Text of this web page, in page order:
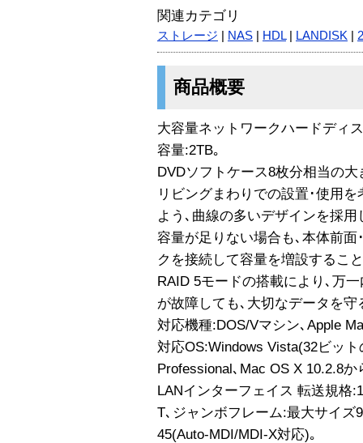
関連カテゴリ
ストレージ NAS HDL| LANDISK
商品概要
大容量ネットワークハードディ
容量:2TB｡
DVDソフトケース8枚分相当の
リビングまわりでの設置･使用
よう､曲線の多いデザインを採用
容量が足りない場合も､本体前
クを接続して容量を増設するこ
RAID 5モードの搭載により､万
が故障しても､大切なデータを守
対応機種:DOS/Vマシン､Apple
対応OS:Windows Vista(32ビッ
Professional､Mac OS X 10.2.8か
LANインターフェイス 転送規格
T､ジャンボフレーム:最大サイズ
45(Auto-MDI/MDI-X対応)｡